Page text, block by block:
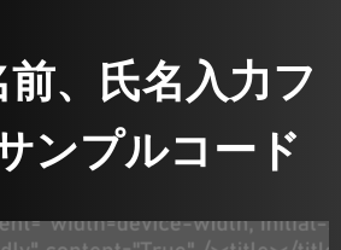
、氏名入力フ
ンプルコード